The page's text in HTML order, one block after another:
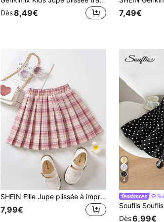
Dès8,49€ 7,49€
SHEIN Fille Jupe plissée à imprimé tartan
7,99€
4
Dès6,99€